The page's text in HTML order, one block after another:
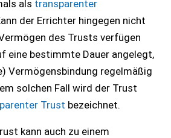
als transparenter
der Errichter hingegen nicht
des Trusts verfügen
eine bestimmte Dauer angelegt,
Vermögensbindung regelmäßig
solchen Fall wird der Trust
Trust bezeichnet.
kann auch zu einem